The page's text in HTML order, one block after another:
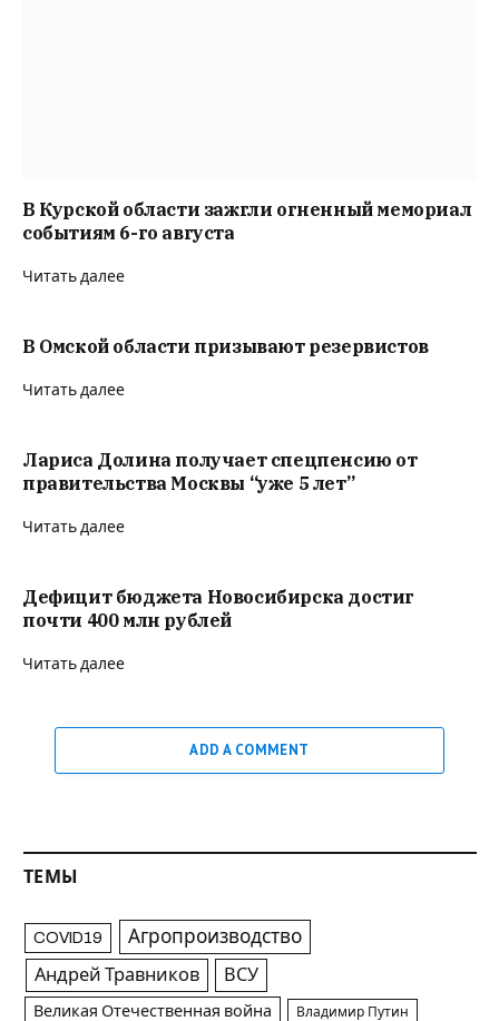
В Курской области зажгли огненный мемориал
событиям 6-го августа
Читать далее
В Омской области призывают резервистов
Читать далее
Лариса Долина получает спецпенсию от
правительства Москвы “уже 5 лет”
Читать далее
Дефицит бюджета Новосибирска достиг
почти 400 млн рублей
Читать далее
ADD A COMMENT
ТЕМЫ
COVID19 Агропроизводство
Андрей Травников ВСУ
Великая Отечественная война Владимир Путин